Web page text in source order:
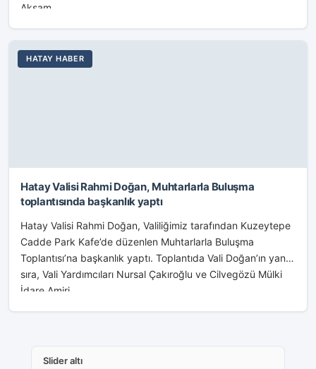
Akşam...
HATAY HABER
Hatay Valisi Rahmi Doğan, Muhtarlarla Buluşma
toplantısında başkanlık yaptı
Hatay Valisi Rahmi Doğan, Valiliğimiz tarafından Kuzeytepe
Cadde Park Kafe’de düzenlen Muhtarlarla Buluşma
Toplantısı’na başkanlık yaptı. Toplantıda Vali Doğan’ın yanı
sıra, Vali Yardımcıları Nursal Çakıroğlu ve Cilvegözü Mülki
İdare Amiri...
Slider altı